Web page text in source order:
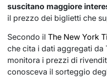
suscitano maggiore
il prezzo dei biglietti che
Secondo il The New York
che cita i dati aggregati da
monitora i prezzi di
conosceva il sorteggio